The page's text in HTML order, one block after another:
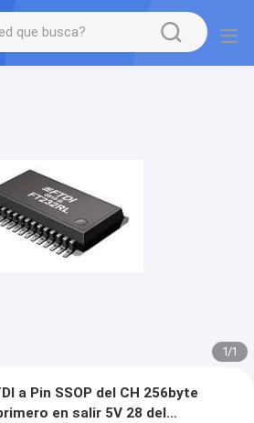
1/1
a Pin SSOP del CH 256byte
en salir 5V 28 del